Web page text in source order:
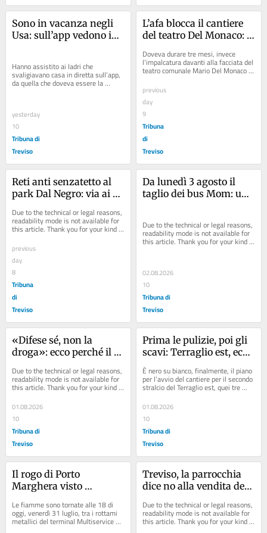
Sono in vacanza negli
Usa: sull’app vedono in
Hanno assistito ai ladri che
svaligiavano casa in diretta sull’app,
da quella che doveva essere la
vacanza negli Usa, trasformatasi
yesterday
10
Tribuna di
Treviso
L’afa blocca il cantiere
del teatro Del Monaco:
per il restauro
Doveva durare tre mesi, invece
l’impalcatura davanti alla facciata del
teatro comunale Mario Del Monaco è
previous
day
9
Tribuna
di
Treviso
Reti anti senzatetto al
park Dal Negro: via ai
Due to the technical or legal reasons,
readability mode is not available for
this article. Thank you for your kind
previous
day
8
Tribuna
di
Treviso
Da lunedì 3 agosto il
taglio dei bus Mom: un
Due to the technical or legal reasons,
readability mode is not available for
this article. Thank you for your kind
02.08.2026
10
Tribuna di
Treviso
«Difese sé, non la
droga»: ecco perché il
giovane che ha ucciso
un coetaneo
Due to the technical or legal reasons,
readability mode is not available for
this article. Thank you for your kind
01.08.2026
10
Tribuna di
Treviso
Prima le pulizie, poi gli
scavi: Terraglio est, ecco
il programma
È nero su bianco, finalmente, il piano
per l’avvio del cantiere per il secondo
stralcio del Terraglio est, quei tre
chilometri di tracciato da...
01.08.2026
10
Tribuna di
Treviso
Il rogo di Porto
Marghera visto
del fuoco: alte colonne
di fumo
Le fiamme sono tornate alle 18 di
oggi, venerdì 31 luglio, tra i rottami
metallici del terminal Multiservice di
Treviso, la parrocchia
dice no alla vendita dei
sfuma il progetto
Numeria
Due to the technical or legal reasons,
readability mode is not available for
this article. Thank you for your kind